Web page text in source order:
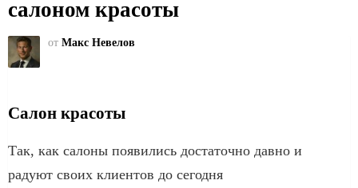
салоном красоты
от Макс Невелов
Салон красоты
Так, как салоны появились достаточно давно и
радуют своих клиентов до сегодня